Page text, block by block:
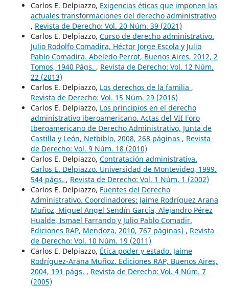
Carlos E. Delpiazzo, Exigencias éticas que imponen las
actuales transformaciones del derecho administrativo
, Revista de Derecho: Vol. 20 Núm. 39 (2021)
Carlos E. Delpiazzo, Curso de derecho administrativo.
Julio Rodolfo Comadira, Héctor Jorge Escola y Julio
Pablo Comadira. Abeledo Perrot, Buenos Aires, 2012, 2
Tomos, 1940 Págs. , Revista de Derecho: Vol. 12 Núm.
22 (2013)
Carlos E. Delpiazzo, Los derechos de la familia ,
Revista de Derecho: Vol. 15 Núm. 29 (2016)
Carlos E. Delpiazzo, Los principios en el derecho
administrativo iberoamericano. Actas del VII Foro
Iberoamericano de Derecho Administrativo, Junta de
Castilla y León, Netbiblo, 2008, 268 páginas , Revista
de Derecho: Vol. 9 Núm. 18 (2010)
Carlos E. Delpiazzo, Contratación administrativa.
Carlos E. Delpiazzo. Universidad de Montevideo, 1999.
544 págs. , Revista de Derecho: Vol. 1 Núm. 1 (2002)
Carlos E. Delpiazzo, Fuentes del Derecho
Administrativo. Coordinadores: Jaime Rodríguez Arana
Muñoz, Miguel Angel Sendín García, Alejandro Pérez
Hualde, Ismael Farrando y Julio Pablo Comadir.
Ediciones RAP, Mendoza, 2010, 767 páginas) , Revista
de Derecho: Vol. 10 Núm. 19 (2011)
Carlos E. Delpiazzo, Ética poder y estado. Jaime
Rodríguez-Arana Muñoz. Ediciones RAP, Buenos Aires,
2004, 191 págs. , Revista de Derecho: Vol. 4 Núm. 7
(2005)